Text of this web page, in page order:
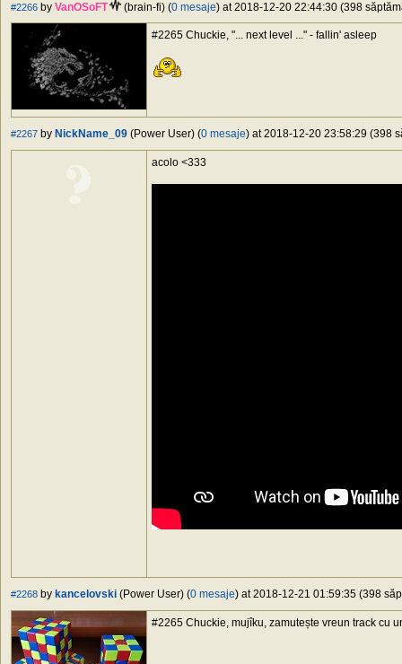
#2266 by VanOSoFT (brain-fi) (0 mesaje) at 2018-12-20 22:44:30 (398
#2265 Chuckie, "... next level ..." - fallin' asleep
#2267 by NickName_09 (Power User) (0 mesaje) at 2018-12-20 23:58:29 (398
acolo <333
#2268 by kancelovski (Power User) (0 mesaje) at 2018-12-21 01:59:35 (398
#2265 Chuckie, mujîku, zamutește vreun track cu